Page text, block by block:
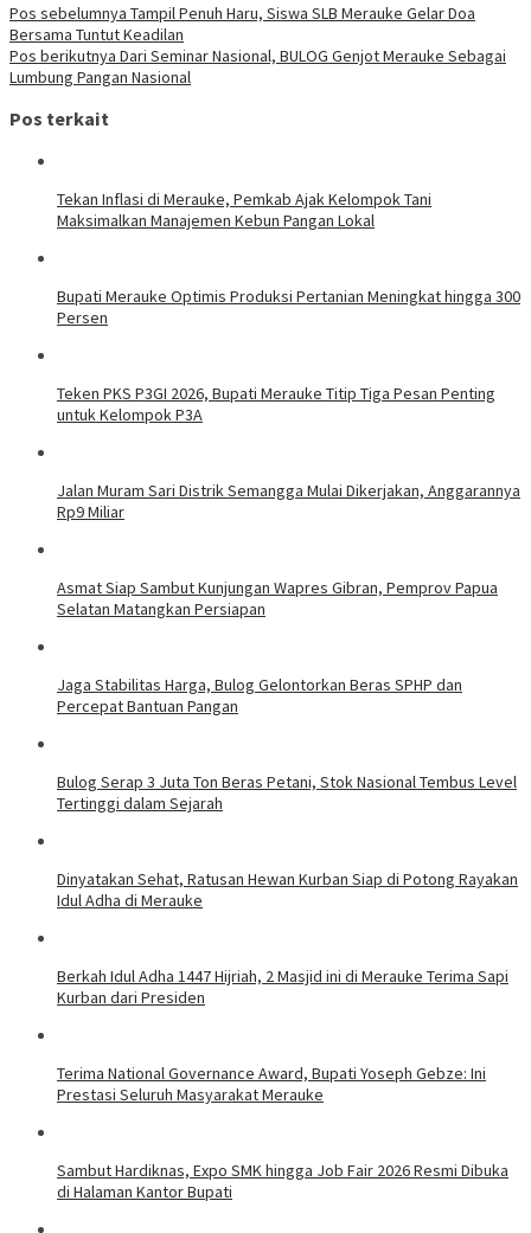
Navigasi
pos
Pos sebelumnya Tampil Penuh Haru, Siswa SLB Merauke Gelar Doa
Bersama Tuntut Keadilan
Pos berikutnya Dari Seminar Nasional, BULOG Genjot Merauke Sebagai
Lumbung Pangan Nasional
Pos terkait
Tekan Inflasi di Merauke, Pemkab Ajak Kelompok Tani
Maksimalkan Manajemen Kebun Pangan Lokal
Bupati Merauke Optimis Produksi Pertanian Meningkat hingga 300
Persen
Teken PKS P3GI 2026, Bupati Merauke Titip Tiga Pesan Penting
untuk Kelompok P3A
Jalan Muram Sari Distrik Semangga Mulai Dikerjakan, Anggarannya
Rp9 Miliar
Asmat Siap Sambut Kunjungan Wapres Gibran, Pemprov Papua
Selatan Matangkan Persiapan
Jaga Stabilitas Harga, Bulog Gelontorkan Beras SPHP dan
Percepat Bantuan Pangan
Bulog Serap 3 Juta Ton Beras Petani, Stok Nasional Tembus Level
Tertinggi dalam Sejarah
Dinyatakan Sehat, Ratusan Hewan Kurban Siap di Potong Rayakan
Idul Adha di Merauke
Berkah Idul Adha 1447 Hijriah, 2 Masjid ini di Merauke Terima Sapi
Kurban dari Presiden
Terima National Governance Award, Bupati Yoseph Gebze: Ini
Prestasi Seluruh Masyarakat Merauke
Sambut Hardiknas, Expo SMK hingga Job Fair 2026 Resmi Dibuka
di Halaman Kantor Bupati